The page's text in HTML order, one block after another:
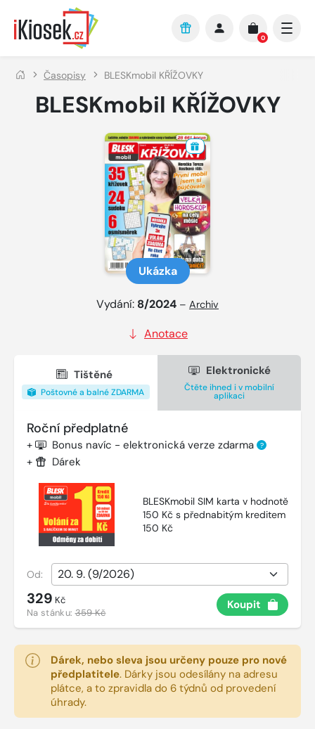
Přejít na hlavní obsah
0
Časopisy BLESKmobil KŘÍŽOVKY
BLESKmobil KŘÍŽOVKY
Ukázka
Vydání: 8/2024 – Archiv
Anotace
Tištěné
Poštovné a balné ZDARMA
Elektronické
Čtěte ihned i v mobilní
aplikaci
Roční předplatné
+ Bonus navíc - elektronická verze zdarma ?
+ Dárek
BLESKmobil SIM karta v hodnotě
150 Kč s přednabitým kreditem
150 Kč
Od:
329 Kč
Na stánku:359 Kč
Koupit
Dárek, nebo sleva jsou určeny pouze pro nové
předplatitele. Dárky jsou odesílány na adresu
plátce, a to zpravidla do 6 týdnů od provedení
úhrady.